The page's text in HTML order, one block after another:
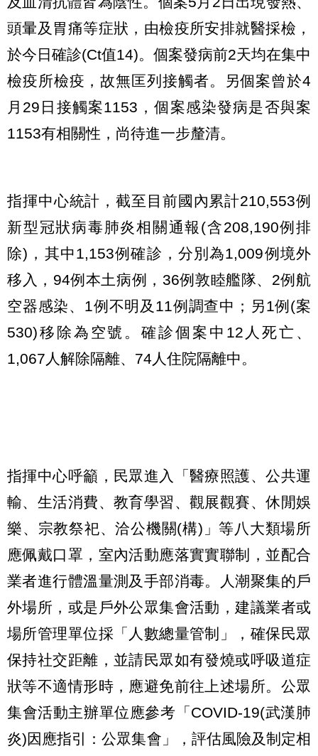
頭暈及胃痛等症狀，由檢疫所安排就醫採檢，
於今日確診(Ct值14)。個案發病前2天均在集中
檢疫所檢疫，故無匡列接觸者。另個案曾於4
月29日接觸案1153，個案感染發病是否與案
1153有相關性，尚待進一步釐清。
指揮中心統計，截至目前國內累計210,553例
新型冠狀病毒肺炎相關通報(含208,190例排
除)，其中1,153例確診，分別為1,009例境外
移入，94例本土病例，36例敦睦艦隊、2例航
空器感染、1例不明及11例調查中；另1例(案
530)移除為空號。確診個案中12人死亡、
1,067人解除隔離、74人住院隔離中。
指揮中心呼籲，民眾進入「醫療照護、公共運
輸、生活消費、教育學習、觀展觀賽、休閒娛
樂、宗教祭祀、洽公機關(構)」等八大類場所
應佩戴口罩，室內活動應落實實聯制，並配合
業者進行體溫量測及手部消毒。人潮聚集的戶
外場所，或是戶外公眾集會活動，建議業者或
場所管理單位採「人數總量管制」，確保民眾
保持社交距離，並請民眾如有發燒或呼吸道症
狀等不適情形時，應避免前往上述場所。公眾
集會活動主辦單位應參考「COVID-19(武漢肺
炎)因應指引：公眾集會」，評估風險及制定相